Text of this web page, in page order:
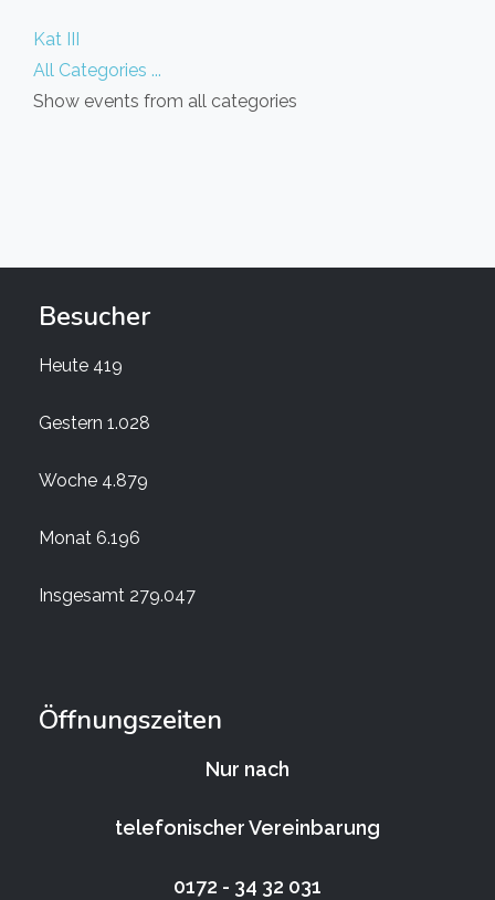
Pagination List Limit
Kat III
All Categories ...
Show events from all categories
Besucher
Heute 419
Gestern 1.028
Woche 4.879
Monat 6.196
Insgesamt 279.047
Öffnungszeiten
Nur nach
telefonischer Vereinbarung